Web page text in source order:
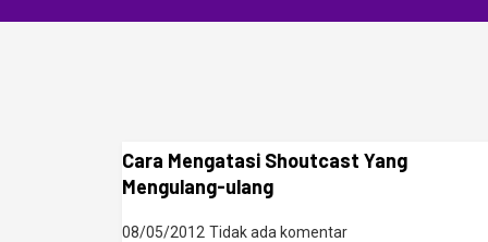
Cara Mengatasi Shoutcast Yang
Mengulang-ulang
08/05/2012 Tidak ada komentar